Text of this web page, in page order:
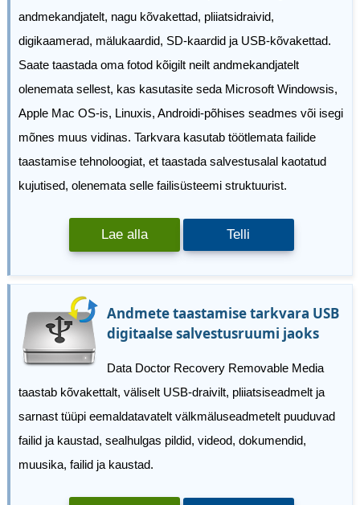
andmekandjatelt, nagu kõvakettad, pliiatsidraivid,
digikaamerad, mälukaardid, SD-kaardid ja USB-kõvakettad.
Saate taastada oma fotod kõigilt neilt andmekandjatelt
olenemata sellest, kas kasutasite seda Microsoft Windowsis,
Apple Mac OS-is, Linuxis, Androidi-põhises seadmes või isegi
mõnes muus vidinas. Tarkvara kasutab töötlemata failide
taastamise tehnoloogiat, et taastada salvestusalal kaotatud
kujutised, olenemata selle failisüsteemi struktuurist.
Lae alla Telli
Andmete taastamise tarkvara USB
digitaalse salvestusruumi jaoks
Data Doctor Recovery Removable Media
taastab kõvakettalt, väliselt USB-draivilt, pliiatsiseadmelt ja
sarnast tüüpi eemaldatavatelt välkmäluseadmetelt puuduvad
failid ja kaustad, sealhulgas pildid, videod, dokumendid,
muusika, failid ja kaustad.